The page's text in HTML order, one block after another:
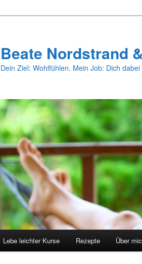
Beate Nordstrand
Dein Ziel: Wohlfühlen. Mein Job: Dich
Lebe leichter Kurse Rezepte Über